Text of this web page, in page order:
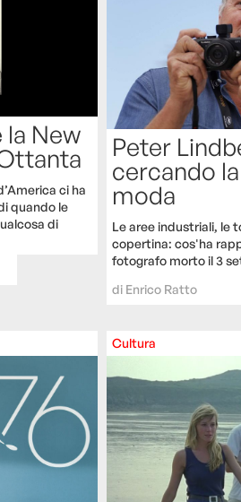
la New
ci ha
quando le
di
Peter
cercando
moda
Le aree industriali, le
copertina: cos'ha
fotografo morto il 3
di Enrico Ratto
Cultura